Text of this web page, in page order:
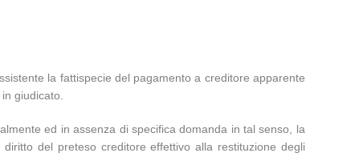
la fattispecie del pagamento a creditore apparente
giudicato.
ed in assenza di specifica domanda in tal senso, la
del preteso creditore effettivo alla restituzione degli